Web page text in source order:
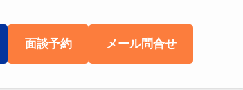
面談予約 メール問合せ